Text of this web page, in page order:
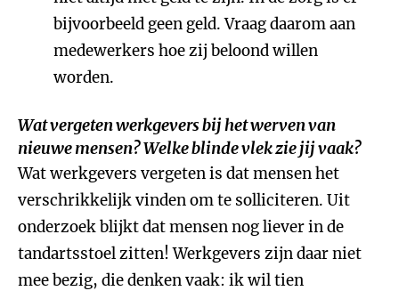
bijvoorbeeld geen geld. Vraag daarom aan
medewerkers hoe zij beloond willen
worden.
Wat vergeten werkgevers bij het werven van
nieuwe mensen? Welke blinde vlek zie jij vaak?
Wat werkgevers vergeten is dat mensen het
verschrikkelijk vinden om te solliciteren. Uit
onderzoek blijkt dat mensen nog liever in de
tandartsstoel zitten! Werkgevers zijn daar niet
mee bezig, die denken vaak: ik wil tien